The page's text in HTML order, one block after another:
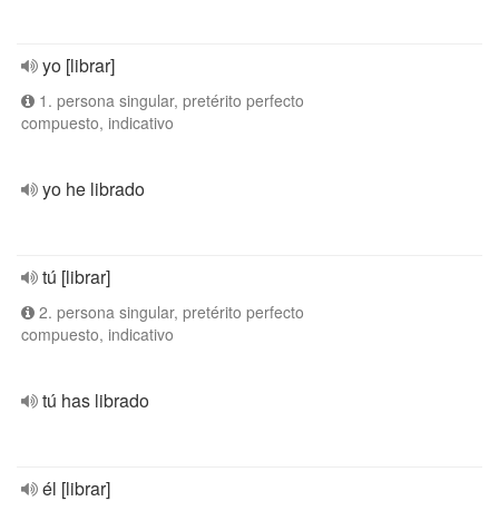
yo [librar]
1. persona singular, pretérito perfecto
compuesto, indicativo
yo he librado
tú [librar]
2. persona singular, pretérito perfecto
compuesto, indicativo
tú has librado
él [librar]